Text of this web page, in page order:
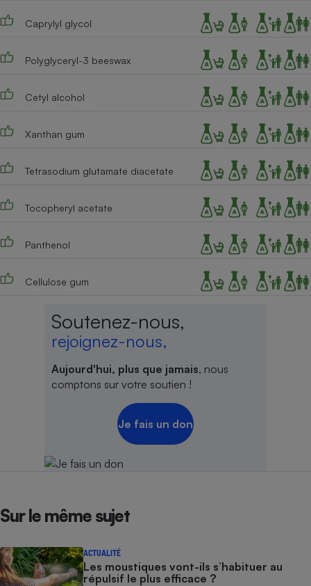
Caprylyl glycol
Polyglyceryl-3 beeswax
Cetyl alcohol
Xanthan gum
Tetrasodium glutamate diacetate
Tocopheryl acetate
Panthenol
Cellulose gum
Soutenez-nous,
rejoignez-nous,
Aujourd'hui, plus que jamais, nous
comptons sur votre soutien !
Je fais un don
Sur le même sujet
ACTUALITÉ
Les moustiques vont-ils s’habituer au
répulsif le plus efficace ?